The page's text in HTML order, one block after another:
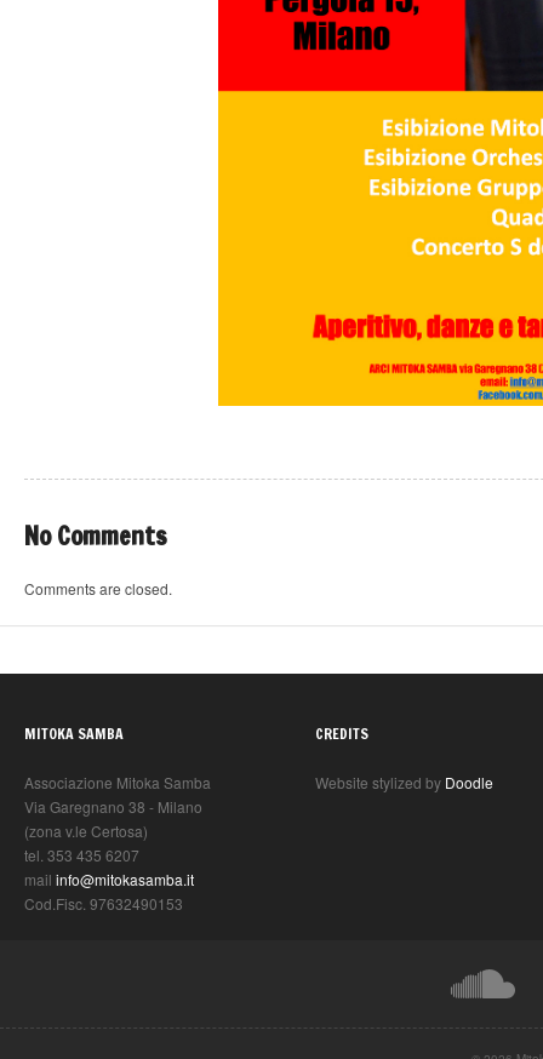
No Comments
Comments are closed.
MITOKA SAMBA
Associazione Mitoka Samba
Via Garegnano 38 - Milano
(zona v.le Certosa)
tel. 353 435 6207
mail info@mitokasamba.it
Cod.Fisc. 97632490153
CREDITS
Website stylized by Doodle